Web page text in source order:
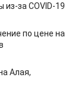
за COVID-19
по цене на
Алая,